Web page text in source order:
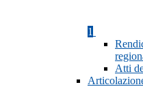
1
Atti